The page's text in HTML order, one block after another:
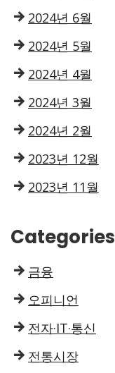
2024년 6월
2024년 5월
2024년 4월
2024년 3월
2024년 2월
2023년 12월
2023년 11월
Categories
금융
오피니언
전자·IT·통신
전통시장